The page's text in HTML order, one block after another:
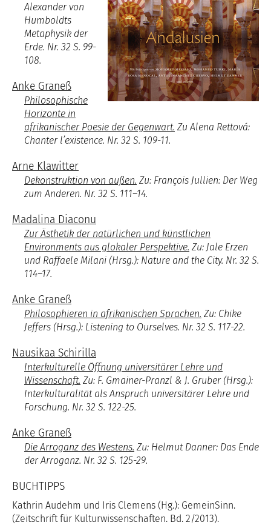
Alexander von
Humboldts
Metaphysik der
Erde. Nr. 32 S. 99-
108.
Anke Graneß
Philosophische
Horizonte in
afrikanischer Poesie der Gegenwart. Zu Alena Rettová:
Chanter l’existence. Nr. 32 S. 109-11.
Arne Klawitter
Dekonstruktion von außen. Zu: François Jullien: Der Weg
zum Anderen. Nr. 32 S. 111–14.
Madalina Diaconu
Zur Ästhetik der natürlichen und künstlichen
Environments aus glokaler Perspektive. Zu: Jale Erzen
und Raffaele Milani (Hrsg.): Nature and the City. Nr. 32 S.
114–17.
Anke Graneß
Philosophieren in afrikanischen Sprachen. Zu: Chike
Jeffers (Hrsg.): Listening to Ourselves. Nr. 32 S. 117-22.
Nausikaa Schirilla
Interkulturelle Öffnung universitärer Lehre und
Wissenschaft. Zu: F. Gmainer-Pranzl & J. Gruber (Hrsg.):
Interkulturalität als Anspruch universitärer Lehre und
Forschung. Nr. 32 S. 122-25.
Anke Graneß
Die Arroganz des Westens. Zu: Helmut Danner: Das Ende
der Arroganz. Nr. 32 S. 125-29.
BUCHTIPPS
Kathrin Audehm und Iris Clemens (Hg.): GemeinSinn.
(Zeitschrift für Kulturwissenschaften. Bd. 2/2013).